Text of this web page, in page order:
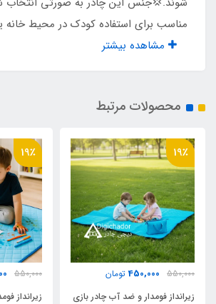
مناسب برای سن
اقلام همراه
کیف حمل از جنس چادر
وزن
2500 گرم
جنس کف
تفلون برزنت ضخیم ضد آب
مناسب برای استفاده کودک در محیط خانه
مشاهده بیشتر
محصولات مرتبط
19٪
550,000
450,000 تومان
زیرانداز فومدار و ضد آب چادر بازی
19٪
550,000
زیرانداز